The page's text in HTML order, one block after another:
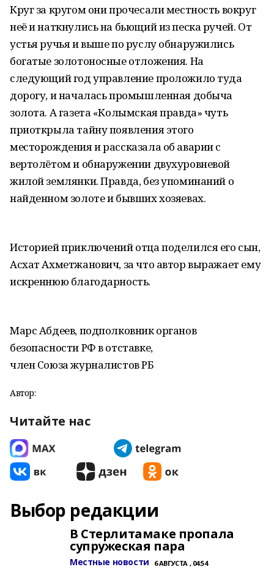
Круг за кругом они прочесали местность вокруг
неё и наткнулись на бьющий из песка ручей. От
устья ручья и выше по руслу обнаружились
богатые золотоносные отложения. На
следующий год управление проложило туда
дорогу, и началась промышленная добыча
золота. А газета «Колымская правда» чуть
приоткрыла тайну появления этого
месторождения и рассказала об аварии с
вертолётом и обнаружении двухуровневой
жилой землянки. Правда, без упоминаний о
найденном золоте и бывших хозяевах.
Историей приключений отца поделился его сын,
Асхат Ахметжанович, за что автор выражает ему
искреннюю благодарность.
Марс Абдеев, подполковник органов
безопасности РФ в отставке,
член Союза журналистов РБ
Автор:
Читайте нас
Выбор редакции
В Стерлитамаке пропала
супружеская пара
Местные новости 6 АВГУСТА , 04:54